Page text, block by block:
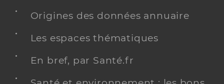
Origines des données annuaire
Les espaces thématiques
En bref, par Santé.fr